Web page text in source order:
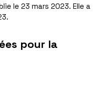
le 23 mars 2023. Elle a
pour la